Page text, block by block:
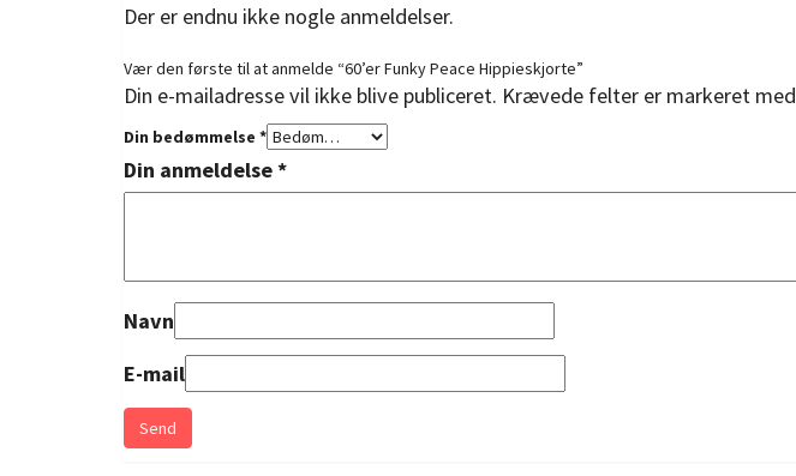
Der er endnu ikke nogle anmeldelser.
Vær den første til at anmelde “60’er Funky Peace Hippieskjorte”
Din e-mailadresse vil ikke blive publiceret. Krævede felter er markeret med
Din bedømmelse *
Din anmeldelse*
Navn
E-mail